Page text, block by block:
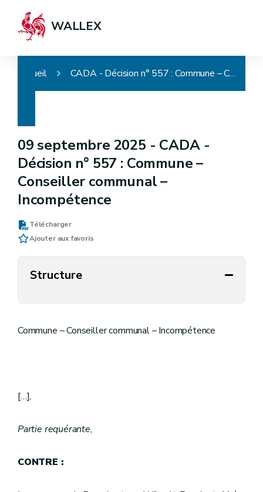
WALLEX
Accueil CADA - Décision n° 557 : Commune – Conseiller communal – Incompétence
09 septembre 2025 - CADA -
Décision n° 557 : Commune –
Conseiller communal –
Incompétence
Télécharger
Ajouter aux favoris
Structure
Commune – Conseiller communal – Incompétence
[…],
Partie requérante,
CONTRE :